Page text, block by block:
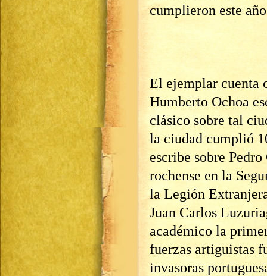
cumplieron este
El ejemplar cuenta
Humberto Ochoa
clásico sobre tal
la ciudad cumplió
escribe sobre
rochense en la
la Legión
Juan Carlos
académico la
fuerzas artiguistas
invasoras